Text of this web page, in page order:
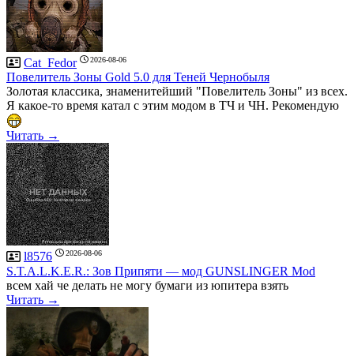
Cat_Fedor 2026-08-06
Повелитель Зоны Gold 5.0 для Теней Чернобыля
Золотая классика, знаменитейший "Повелитель Зоны" из всех.
Я какое-то время катал с этим модом в ТЧ и ЧН. Рекомендую
Читать →
l8576 2026-08-06
S.T.A.L.K.E.R.: Зов Припяти — мод GUNSLINGER Mod
всем хай че делать не могу бумаги из юпитера взять
Читать →